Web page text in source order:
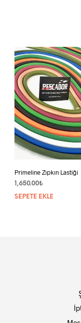
Primeline Zıpkın Lastiği
1,650.00₺
SEPETE EKLE